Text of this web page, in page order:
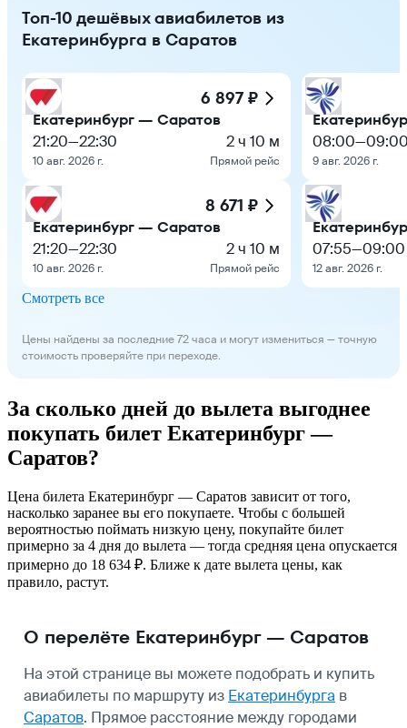
Топ-10 дешёвых авиабилетов из
Екатеринбурга в Саратов
6 897 ₽
Екатеринбург — Саратов
21:20—22:30
10 авг. 2026 г.
2 ч 10 м
Прямой рейс
8 671 ₽
Екатеринбург — Саратов
21:20—22:30
10 авг. 2026 г.
2 ч 10 м
Прямой рейс
08:00—
9 авг. 2026 г.
07:55—09:00
12 авг. 2026 г.
Смотреть все
Цены найдены за последние 72 часа и могут измениться — точную
стоимость проверяйте при переходе.
За сколько дней до вылета выгоднее
покупать билет Екатеринбург —
Саратов?
Цена билета Екатеринбург — Саратов зависит от того,
насколько заранее вы его покупаете. Чтобы с большей
вероятностью поймать низкую цену, покупайте билет
примерно за 4 дня до вылета — тогда средняя цена опускается
примерно до 18 634 ₽. Ближе к дате вылета цены, как
правило, растут.
О перелёте Екатеринбург — Саратов
На этой странице вы можете подобрать и купить
авиабилеты по маршруту из Екатеринбурга в
Саратов. Прямое расстояние между городами